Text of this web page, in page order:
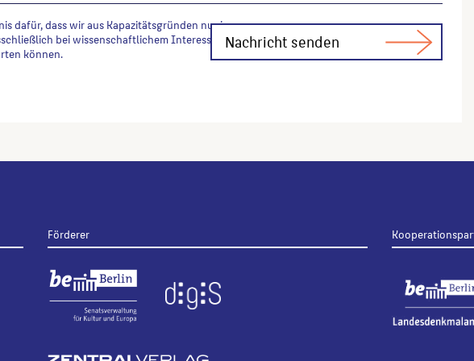
dafür, dass wir aus Kapazitätsgründen nur in
bei wissenschaftlichem Interesse Fachfragen zur
können.
Förderer